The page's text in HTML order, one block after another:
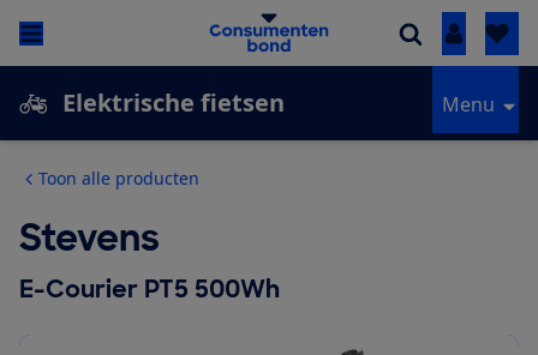
Inloggen
Elektrische fietsen Menu
Toon alle producten
Stevens
E-Courier PT5 500Wh